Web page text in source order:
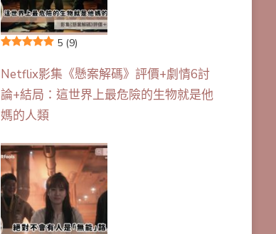
5 (9)
Netflix影集《懸案解碼》評價+劇情6討
論+結局：這世界上最危險的生物就是他
媽的人類